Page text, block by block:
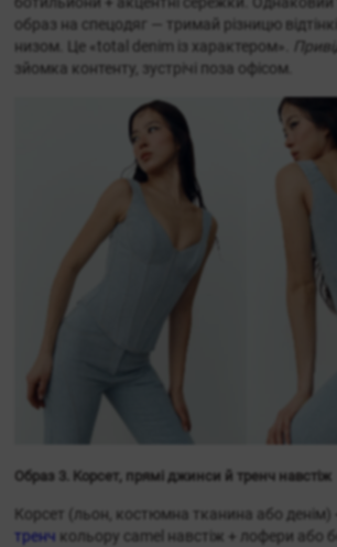
образ на спецодяг — тримай різницю
низом. Це «total denim із характером».
зйомка контенту, зустрічі поза офісом.
Образ 3. Корсет, прямі джинси й тренч навстіж
Корсет (льон, костюмна тканина або денім)
тренч кольору camel навстіж + лофери або